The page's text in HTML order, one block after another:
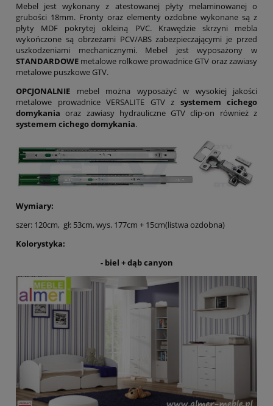
Mebel jest wykonany z atestowanej płyty melaminowanej o
grubości 18mm. Fronty oraz elementy ozdobne wykonane są z
płyty MDF pokrytej okleiną PVC. Krawędzie skrzyni mebla
wykończone są obrzeżami PCV/ABS zabezpieczającymi je przed
uszkodzeniami mechanicznymi. Mebel jest wyposażony w
STANDARDOWE metalowe rolkowe prowadnice GTV oraz zawiasy
metalowe puszkowe GTV.
OPCJONALNIE mebel można wyposażyć w wysokiej jakości
metalowe prowadnice VERSALITE GTV z systemem cichego
domykania oraz zawiasy hydrauliczne GTV clip-on również z
systemem cichego domykania.
Wymiary:
szer: 120cm, gł: 53cm, wys. 177cm + 15cm(listwa ozdobna)
Kolorystyka:
- biel + dąb canyon